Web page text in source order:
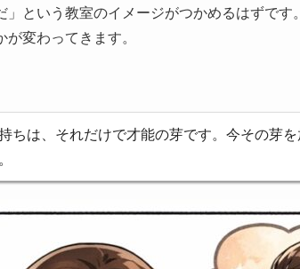
という教室のイメージがつかめるはずです
変わってきます。
ちは、それだけで才能の芽です。今その芽